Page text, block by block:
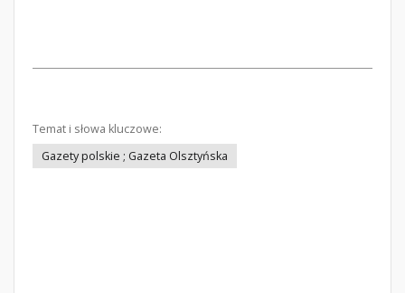
Temat i słowa kluczowe:
Gazety polskie ; Gazeta Olsztyńska